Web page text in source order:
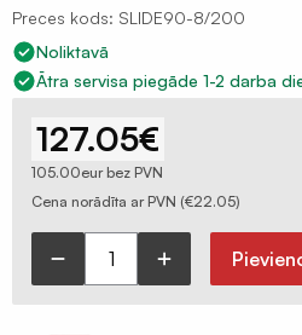
Preces kods: SLIDE90-8/200
Noliktavā
Ātra servisa piegāde 1-2 darba
€
127.05
105.00eur bez PVN
Cena norādīta ar PVN (€22.05)
plēves
Silto
grīdu
plēves
Ģeomembrāna
ģeotekstils
Sastatņu